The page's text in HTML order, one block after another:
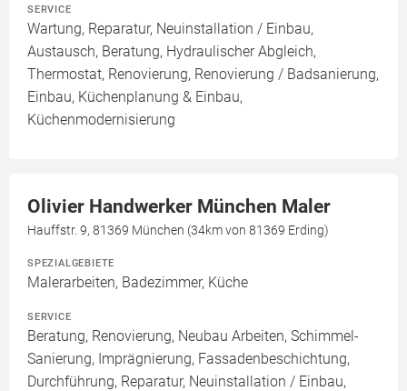
SERVICE
Wartung, Reparatur, Neuinstallation / Einbau,
Austausch, Beratung, Hydraulischer Abgleich,
Thermostat, Renovierung, Renovierung / Badsanierung,
Einbau, Küchenplanung & Einbau,
Küchenmodernisierung
Olivier Handwerker München Maler
Hauffstr. 9, 81369 München (34km von 81369 Erding)
SPEZIALGEBIETE
Malerarbeiten, Badezimmer, Küche
SERVICE
Beratung, Renovierung, Neubau Arbeiten, Schimmel-
Sanierung, Imprägnierung, Fassadenbeschichtung,
Durchführung, Reparatur, Neuinstallation / Einbau,